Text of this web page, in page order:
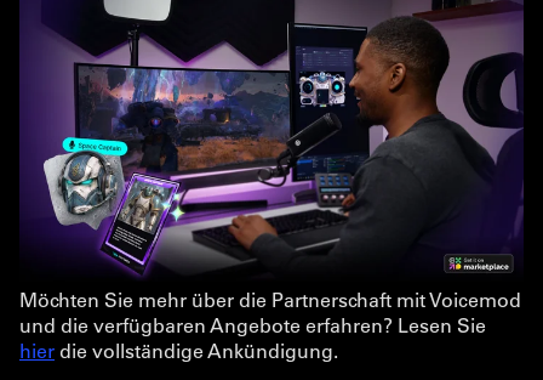
Möchten Sie mehr über die Partnerschaft mit Voicemod
und die verfügbaren Angebote erfahren? Lesen Sie
hier die vollständige Ankündigung.